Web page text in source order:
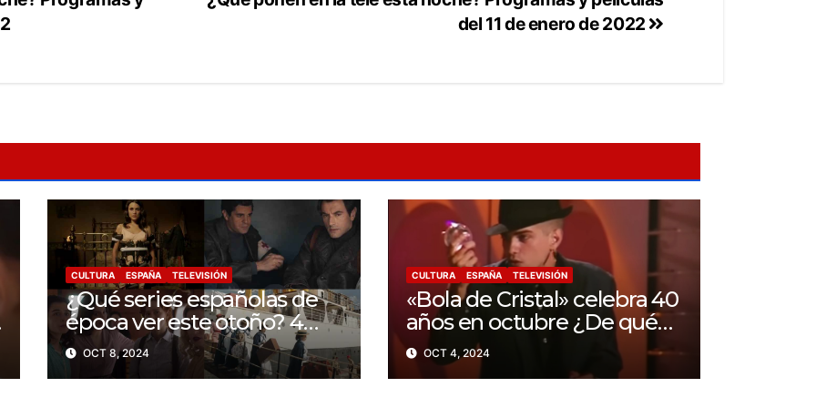
del 11 de enero de 2022
CULTURA ESPAÑA TELEVISIÓN
¿Qué series españolas de
época ver este otoño? 4
recomendaciones
OCT 8, 2024
CULTURA ESPAÑA TELEVISIÓN
«Bola de Cristal» celebra 40
años en octubre ¿De qué
trataba este programa?
OCT 4, 2024